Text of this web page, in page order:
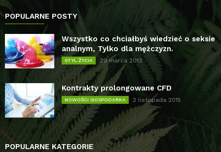
POPULARNE POSTY
Wszystko co chciałbyś wiedzieć o seksie
analnym, Tylko dla mężczyzn.
STYL ŻYCIA 29 marca 2013
Kontrakty prolongowane CFD
NOWOŚCI GOSPODARKA 2 listopada 2015
POPULARNE KATEGORIE